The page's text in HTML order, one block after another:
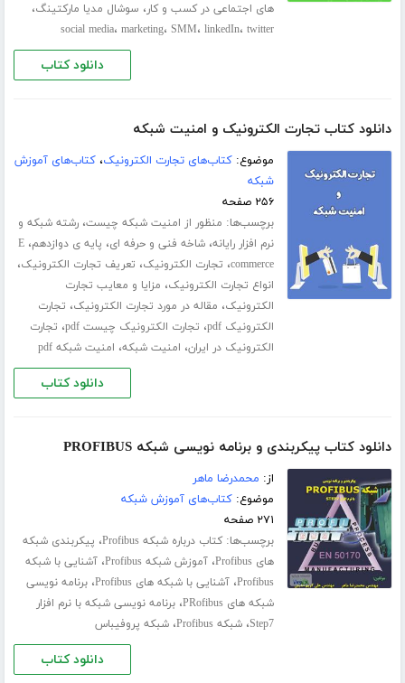
های اجتماعی در کسب و کار، سوشال مدیا مارکتینگ،
social media، marketing، SMM، linkedIn، twitter
دانلود کتاب
دانلود کتاب تجارت الکترونیک و امنیت شبکه
موضوع:کتاب‌های تجارت الکترونیک،کتاب‌های آموزش
شبکه
۲۵۶ صفحه
برچسب‌ها: منظور از امنیت شبکه چیست،رشته شبکه و
نرم افزار رایانه،شاخه فنی و حرفه ای، پایه ی دوازدهم،E
commerce، تجارت الکترونیک، تعریف تجارت الکترونیک،
انواع تجارت الکترونیک، مزایا و معایب تجارت
الکترونیک، مقاله در مورد تجارت الکترونیک، تجارت
الکترونیک pdf
، تجارت الکترونیک چیست pdf ، تجارت
الکترونیک در ایران، امنیت شبکه، امنیت شبکه pdf
دانلود کتاب
دانلود کتاب پیکربندی و برنامه نویسی شبکه PROFIBUS
از: محمدرضا ماهر
موضوع:کتاب‌های آموزش شبکه
۲۷۱ صفحه
برچسب‌ها:کتاب درباره شبکه Profibus ، پیکربندی شبکه
های Profibus
،آموزش شبکه Profibus ،آشنایی با شبکه
Profibus،آشنایی با شبکه های Profibus ،برنامه نویسی
شبکه های PRofibus
،برنامه نویسی شبکه با نرم افزار
Step7،شبکه Profibus ،شبکه پروفیباس
دانلود کتاب